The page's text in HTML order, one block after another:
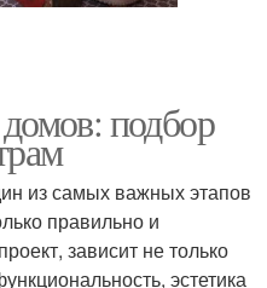
подбор
из самых важных этапов
правильно и
зависит не только
эстетика